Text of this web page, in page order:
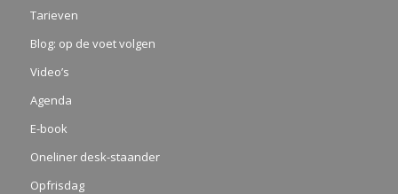
Tarieven
Blog: op de voet volgen
Video’s
Agenda
E-book
Oneliner desk-staander
Opfrisdag